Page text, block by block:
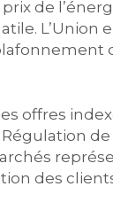
de
L’Union
offres
de
des